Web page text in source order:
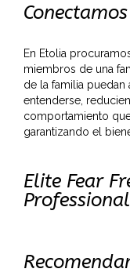
En Etolia
miembros de una
de la familia
entenderse,
comportamiento
garantizando el
Elite Fear
Professional